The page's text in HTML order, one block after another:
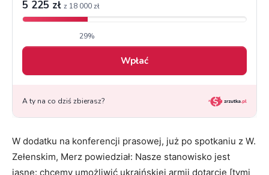
W dodatku na konferencji prasowej, już po spotkaniu z W.
Zełenskim, Merz powiedział: Nasze stanowisko jest
jasne: chcemy umożliwić ukraińskiej armii dotarcie [tymi